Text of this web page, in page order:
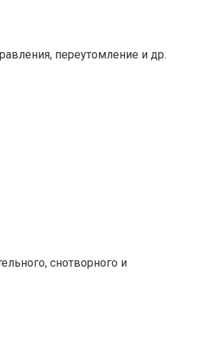
переутомление и др.
снотворного и